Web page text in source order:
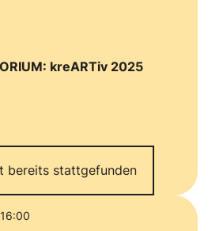
kreARTiv 2025
bereits stattgefunden